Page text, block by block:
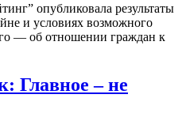
опубликовала результаты
и условиях возможного
— об отношении граждан к
Главное – не